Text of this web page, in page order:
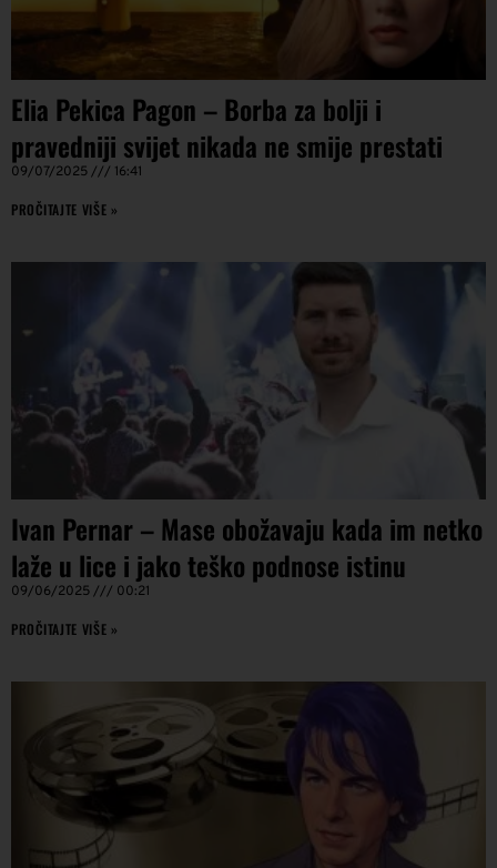
Elia Pekica Pagon – Borba za bolji i
pravedniji svijet nikada ne smije prestati
09/07/2025 16:41
PROČITAJTE VIŠE »
Ivan Pernar – Mase obožavaju kada im netko
laže u lice i jako teško podnose istinu
09/06/2025 00:21
PROČITAJTE VIŠE »